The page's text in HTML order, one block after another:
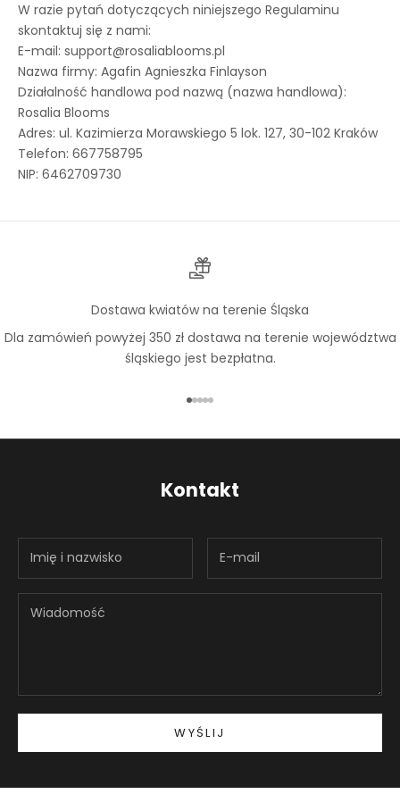
W razie pytań dotyczących niniejszego Regulaminu
skontaktuj się z nami:
E-mail: support@rosaliablooms.pl
Nazwa firmy: Agafin Agnieszka Finlayson
Działalność handlowa pod nazwą (nazwa handlowa):
Rosalia Blooms
Adres: ul. Kazimierza Morawskiego 5 lok. 127, 30-102 Kraków
Telefon: 667758795
NIP: 6462709730
Dostawa kwiatów na terenie Śląska
Dla zamówień powyżej 350 zł dostawa na terenie województwa
śląskiego jest bezpłatna.
Przejdź do 1
Przejdź do 2
Przejdź do 3
Przejdź do 4
Przejdź do 5
Kontakt
WYŚLIJ